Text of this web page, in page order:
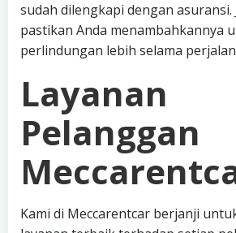
sudah dilengkapi dengan asuransi.
pastikan Anda menambahkannya
perlindungan lebih selama
Layanan
Pelanggan
Kami di Meccarentcar berjanji